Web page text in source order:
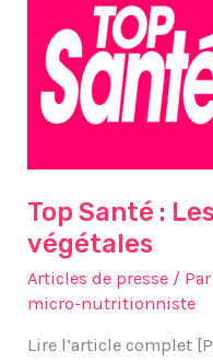
Top Santé :
végétales
Articles de presse / Par
micro-nutritionniste
Lire l’article complet
Les
protéines
végétales